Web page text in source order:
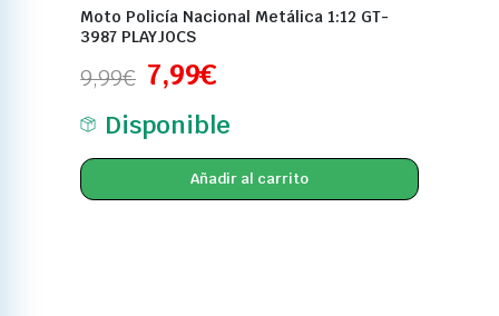
Moto Policía Nacional Metálica 1:12 GT-
3987 PLAYJOCS
9,99€ 7,99€
Disponible
Añadir al carrito